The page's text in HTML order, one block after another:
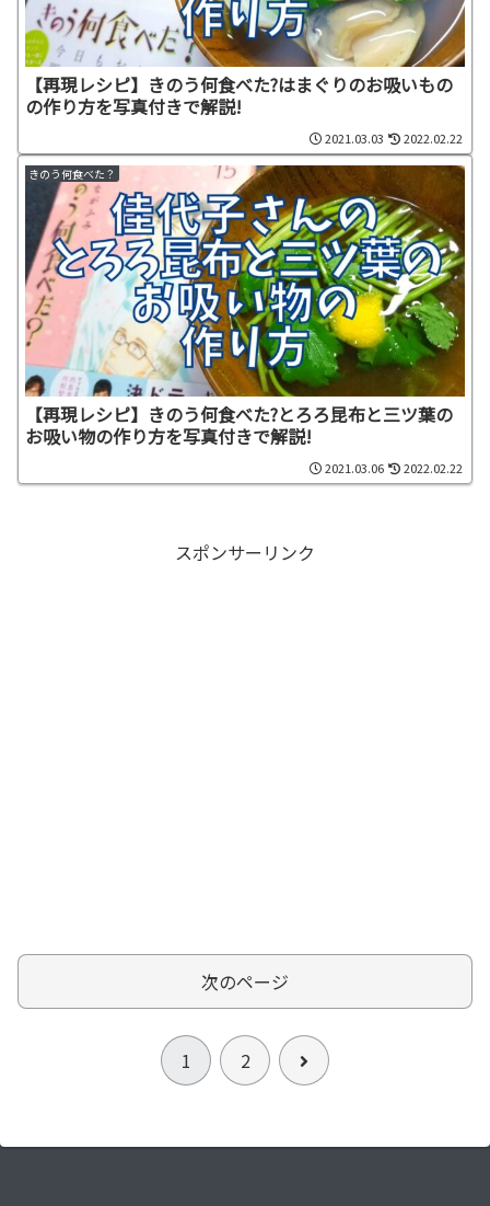
【再現レシピ】きのう何食べた?はまぐりのお吸いもの
の作り方を写真付きで解説!
2021.03.03 2022.02.22
きのう何食べた？
【再現レシピ】きのう何食べた?とろろ昆布と三ツ葉の
お吸い物の作り方を写真付きで解説!
2021.03.06 2022.02.22
スポンサーリンク
次のページ
1 2
次